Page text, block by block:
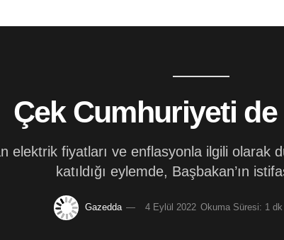
Çek Cumhuriyeti
elektrik fiyatları ve enflasyonla ilgili olarak
katıldığı eylemde, Başbakan’ın
Gazedda 4 Eylül 2022 Okuma Süresi: 1 dk